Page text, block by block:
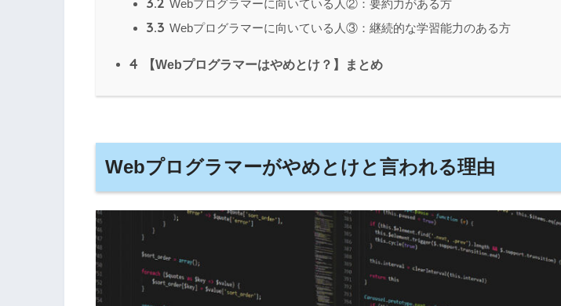
Webプログラマーに向いている人②：要約力がある方
3.3 Webプログラマーに向いている人③：継続的な学習能力のある方
4 【Webプログラマーはやめとけ？】まとめ
Webプログラマーがやめとけと言われる理由